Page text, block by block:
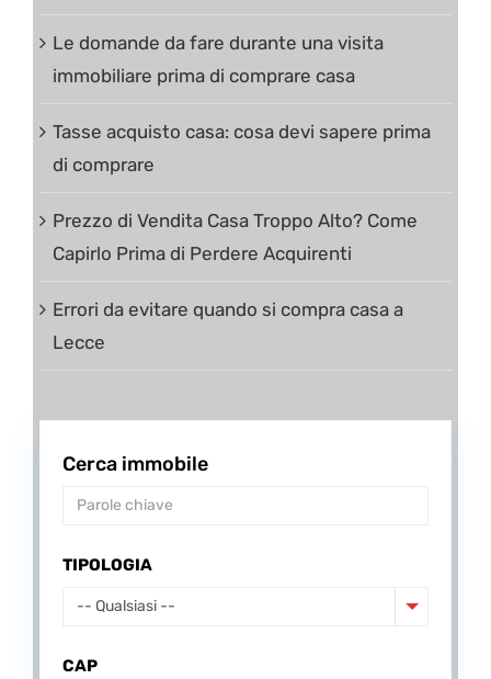
Le domande da fare durante una visita
immobiliare prima di comprare casa
Tasse acquisto casa: cosa devi sapere prima
di comprare
Prezzo di Vendita Casa Troppo Alto? Come
Capirlo Prima di Perdere Acquirenti
Errori da evitare quando si compra casa a
Lecce
Cerca immobile
TIPOLOGIA
-- Qualsiasi --
CAP